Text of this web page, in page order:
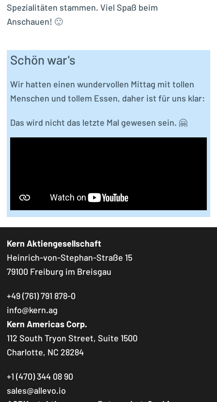
Spezialitäten stammen. Viel Spaß beim
Anschauen! 🙂
Schön war's
Wir hatten einen wundervollen Mittag mit tollen
Menschen und tollem Essen, daher ist für uns klar:
Das wird nicht das letzte Mal gewesen sein. 🤗
Kern Aktiengesellschaft
Heinrich-von-Stephan-Straße 15
79100 Freiburg im Breisgau
+49 (761) 791 878-0
info@kern.ag
Kern Americas Corp.
112 South Tryon Street, Suite 1500
Charlotte, NC 28284
+1 (470) 344 08 90
sales@allevo.io